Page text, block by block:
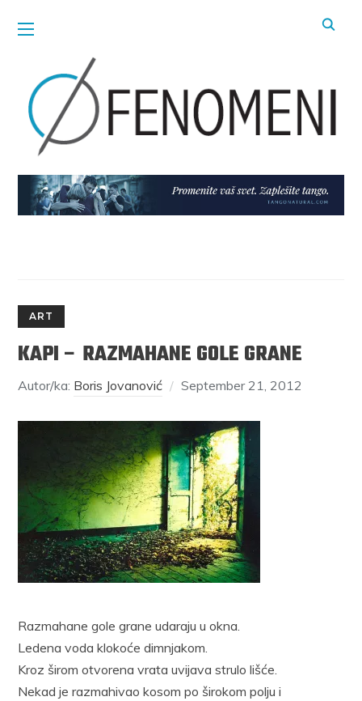
ART
KAPI – RAZMAHANE GOLE GRANE
Autor/ka: Boris Jovanović September 21, 2012
Razmahane gole grane udaraju u okna.
Ledena voda klokoće dimnjakom.
Kroz širom otvorena vrata uvijava strulo lišće.
Nekad je razmahivao kosom po širokom polju i